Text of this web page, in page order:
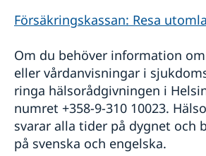
Försäkringskassan: Resa
Om du behöver information
eller vårdanvisningar i
ringa hälsorådgivningen i
numret +358-9-310 10023.
svarar alla tider på dygnet och
på svenska och engelska.